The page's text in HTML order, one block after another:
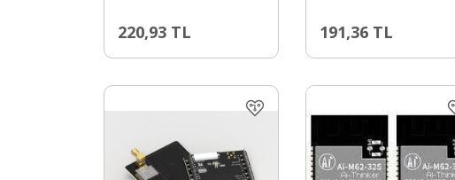
220,93 TL 191,36 TL